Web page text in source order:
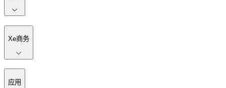
Xe商务
应用